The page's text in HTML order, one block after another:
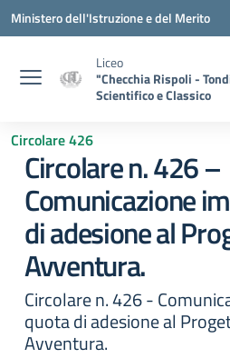
Vai ai contenuti
Vai al menu di navigazione
Vai al footer
Ministero dell'Istruzione e del Merito
Liceo
"Checchia Rispoli -
Scientifico e Classico
Circolare 426
Circolare n. 426 –
Comunicazione
di adesione al
Avventura.
Circolare n. 426 -
quota di adesione al
Avventura.